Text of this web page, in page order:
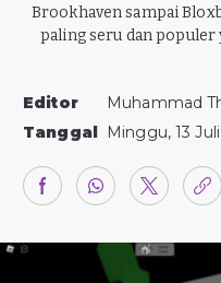
Brookhaven sampai
paling seru dan populer
Editor
Muhammad
Tanggal Minggu, 13